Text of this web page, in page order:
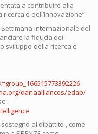
a contribuire alla
e dell’innovazione” .
internazionale del
la fiducia dei
sviluppo della ricerca e
danaalliances/edab/
:
al dibattito , come